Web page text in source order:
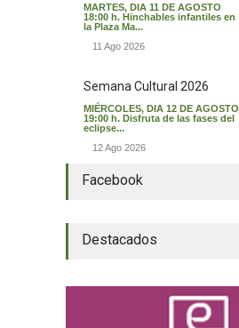
MARTES, DIA 11 DE AGOSTO
18:00 h. Hinchables infantiles en
la Plaza Ma...
11 Ago 2026
Semana Cultural 2026
MIÉRCOLES, DIA 12 DE AGOSTO
19:00 h. Disfruta de las fases del
eclipse...
12 Ago 2026
Facebook
Destacados